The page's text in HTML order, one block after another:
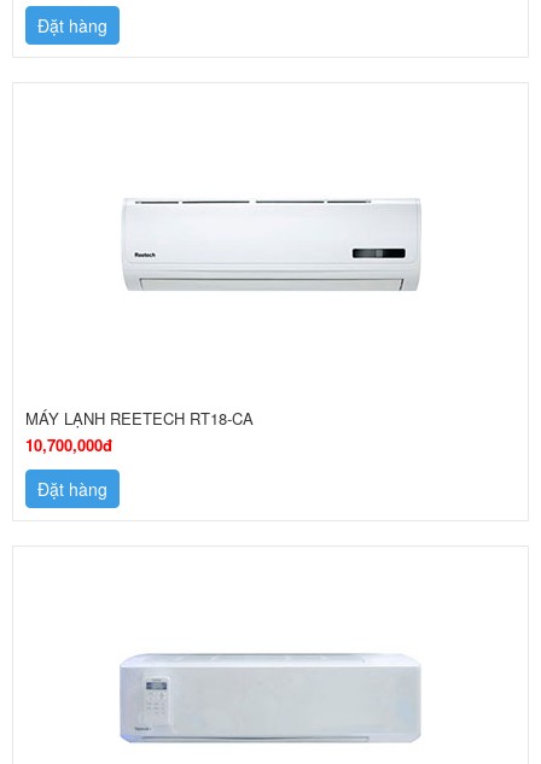
Đặt hàng
MÁY LẠNH REETECH RT18-CA
10,700,000đ
Đặt hàng